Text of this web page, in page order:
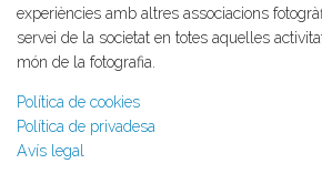
experiències amb altres associacions
servei de la societat en totes aquelles
món de la fotografia.
Política de cookies
Política de privadesa
Avís legal